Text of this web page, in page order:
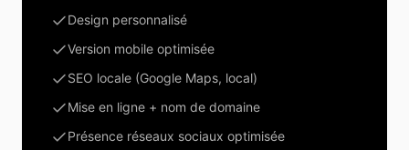
Design personnalisé
Version mobile optimisée
SEO locale (Google Maps, local)
Mise en ligne + nom de domaine
Présence réseaux sociaux optimisée